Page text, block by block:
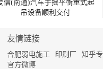
(南通)汽车手摇平衡重式起
吊设备顺利交付
友情链接
合肥弱电施工 印刷厂 知乎
官方微博